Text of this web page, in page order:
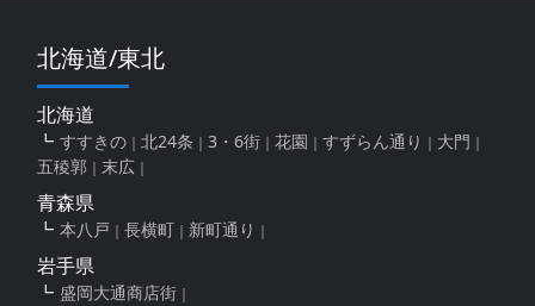
北海道/東北
北海道
すすきの 北24条 3・6街 花園 すずらん通り
大門
五稜郭
末広
青森県
本八戸 長横町 新町通り
岩手県
盛岡大通商店街